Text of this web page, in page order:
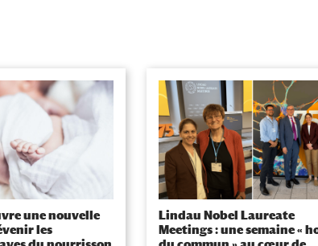
une nouvelle
les
Lindau Nobel Laureate
Meetings : une semaine «